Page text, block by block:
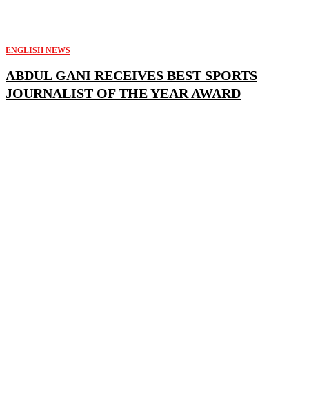
ENGLISH NEWS
ABDUL GANI RECEIVES BEST SPORTS
JOURNALIST OF THE YEAR AWARD